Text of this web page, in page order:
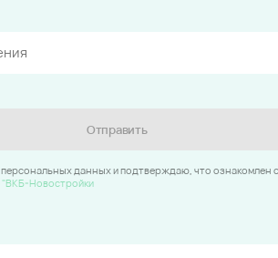
Отправить
данных и подтверждаю, что ознакомлен c
Новостройки